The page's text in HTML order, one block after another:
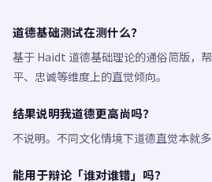
道德基础测试在测什么？
基于 Haidt 道德基础理论的通俗简版，
平、忠诚等维度上的直觉倾向。
结果说明我道德更高尚吗？
不说明。不同文化情境下道德直觉本就
能用于辩论「谁对谁错」吗？